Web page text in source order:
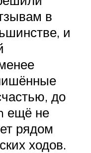
в
и
до
ещё не
рядом
ходов.